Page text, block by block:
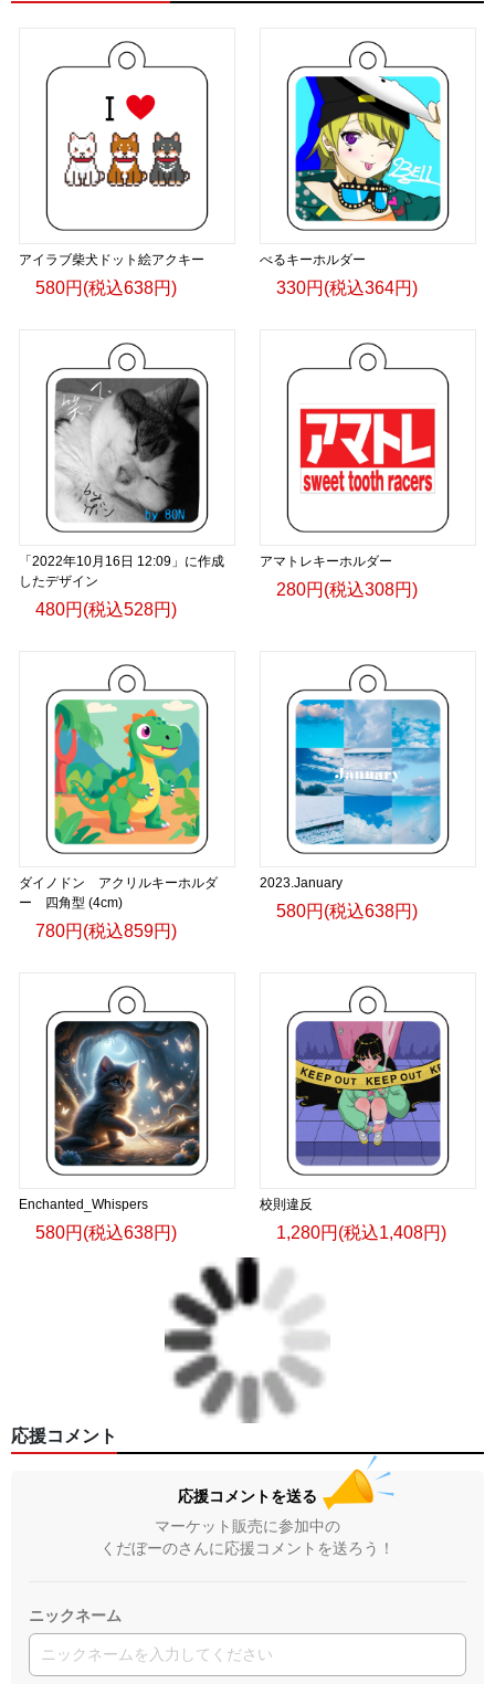
アイラブ柴犬ドット絵アクキー
580円(税込638円)
べるキーホルダー
330円(税込364円)
「2022年10月16日 12:09」に作成
したデザイン
480円(税込528円)
アマトレキーホルダー
280円(税込308円)
ダイノドン アクリルキーホルダ
ー 四角型 (4cm)
780円(税込859円)
2023.January
580円(税込638円)
Enchanted_Whispers
580円(税込638円)
校則違反
1,280円(税込1,408円)
応援コメント
応援コメントを送る
マーケット販売に参加中の
くだぼーのさんに応援コメントを送ろう！
ニックネーム